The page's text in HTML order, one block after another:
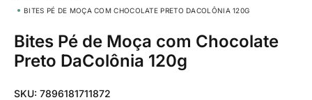
BITES PÉ DE MOÇA COM CHOCOLATE PRETO DACOLÔNIA 120G
Bites Pé de Moça com Chocolate
Preto DaColônia 120g
SKU: 7896181711872